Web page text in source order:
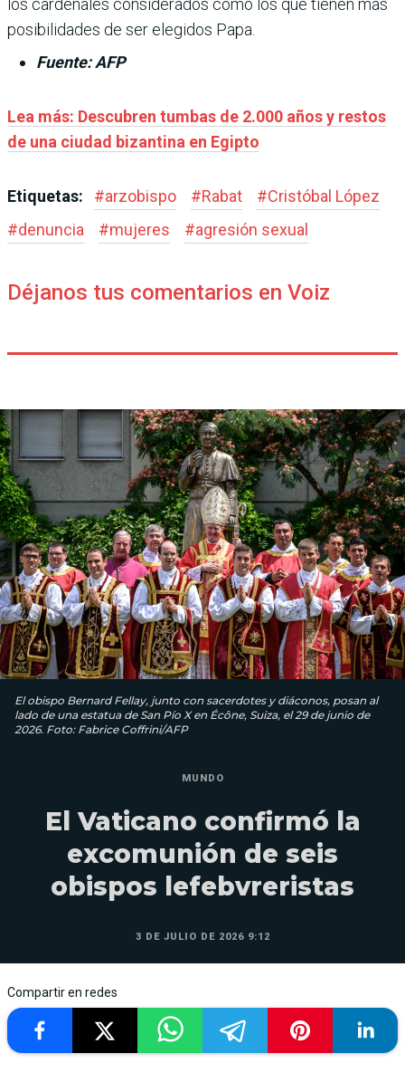
los cardenales considerados como los que tienen más
posibilidades de ser elegidos Papa.
Fuente: AFP
Lea más: Descubren tumbas de 2.000 años y restos
de una ciudad bizantina en Egipto
Etiquetas: #arzobispo #Rabat #Cristóbal López
#denuncia #mujeres #agresión sexual
Déjanos tus comentarios en Voiz
El obispo Bernard Fellay, junto con sacerdotes y diáconos, posan al
lado de una estatua de San Pío X en Écône, Suiza, el 29 de junio de
2026. Foto: Fabrice Coffrini/AFP
MUNDO
El Vaticano confirmó la
excomunión de seis
obispos lefebvreristas
3 DE JULIO DE 2026 9:12
Compartir en redes